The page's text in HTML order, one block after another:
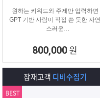
원하는 키워드와 주제만 입력하면
GPT 기반 사람이 직접 쓴 듯한 자연
스러운
다.
콘텐츠 마케터, 기업들이 홍보하기에
적합한 마케팅 프로그램 입니다.
800,000 원
잠재고객 디비수집기
BEST